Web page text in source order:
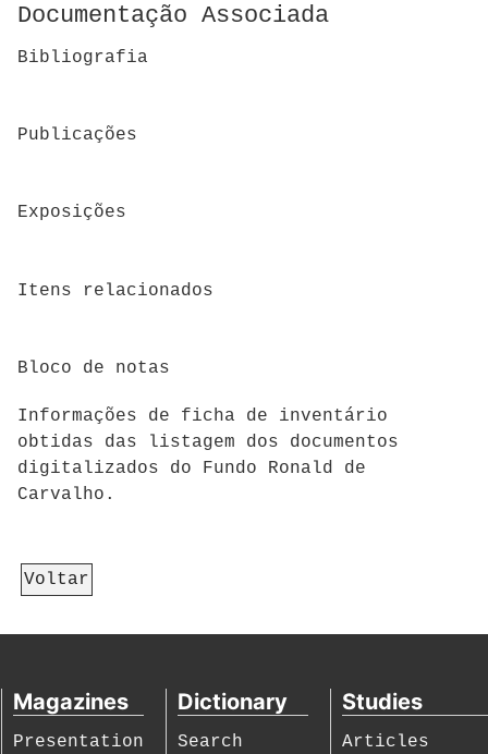
Documentação Associada
Bibliografia
Publicações
Exposições
Itens relacionados
Bloco de notas
Informações de ficha de inventário
obtidas das listagem dos documentos
digitalizados do Fundo Ronald de
Carvalho.
Voltar
Magazines
Presentation
Dictionary
Search
Studies
Articles